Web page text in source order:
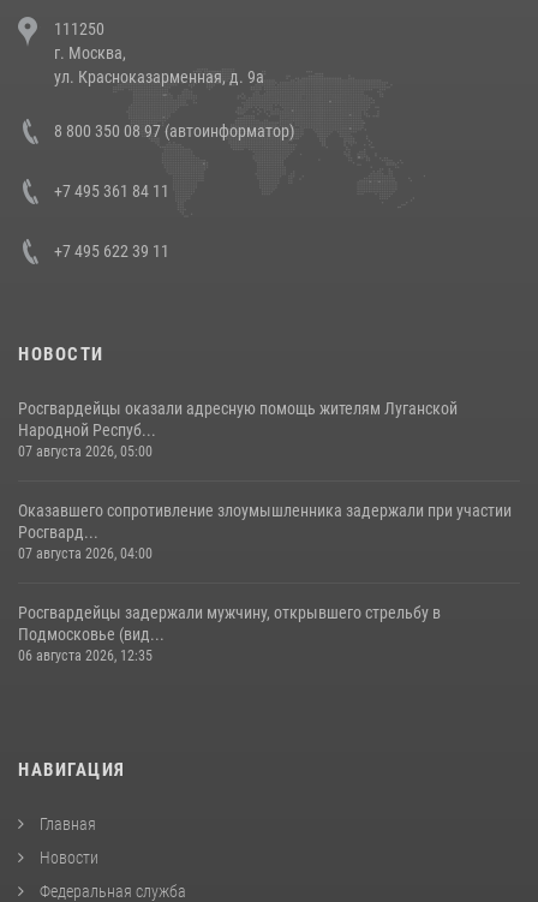
напавших на бригаду скорой помощи (видео)
14 июля 2026, 12:20
В Росгвардии прошла военно-научная конференция по обобщению
боевого опыта
111250
г. Москва,
ул. Красноказарменная, д. 9а
8 800 350 08 97 (автоинформатор)
+7 495 361 84 11
+7 495 622 39 11
НОВОСТИ
Росгвардейцы оказали адресную помощь жителям Луганской
Народной Респуб...
07 августа 2026, 05:00
Оказавшего сопротивление злоумышленника задержали при участии
Росгвард...
07 августа 2026, 04:00
Росгвардейцы задержали мужчину, открывшего стрельбу в
Подмосковье (вид...
06 августа 2026, 12:35
НАВИГАЦИЯ
Главная
Новости
Федеральная служба